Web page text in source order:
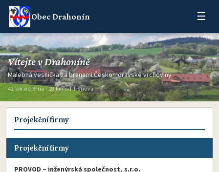
Obec Drahonín ☰
Vítejte v Drahoníně
Malebná vesnička za branami Českomoravské vrchoviny
42 km od Brna · 18 km od Tišnova
Projekční firmy
Projekční firmy
PROVOD – inženýrská společnost, s.r.o.